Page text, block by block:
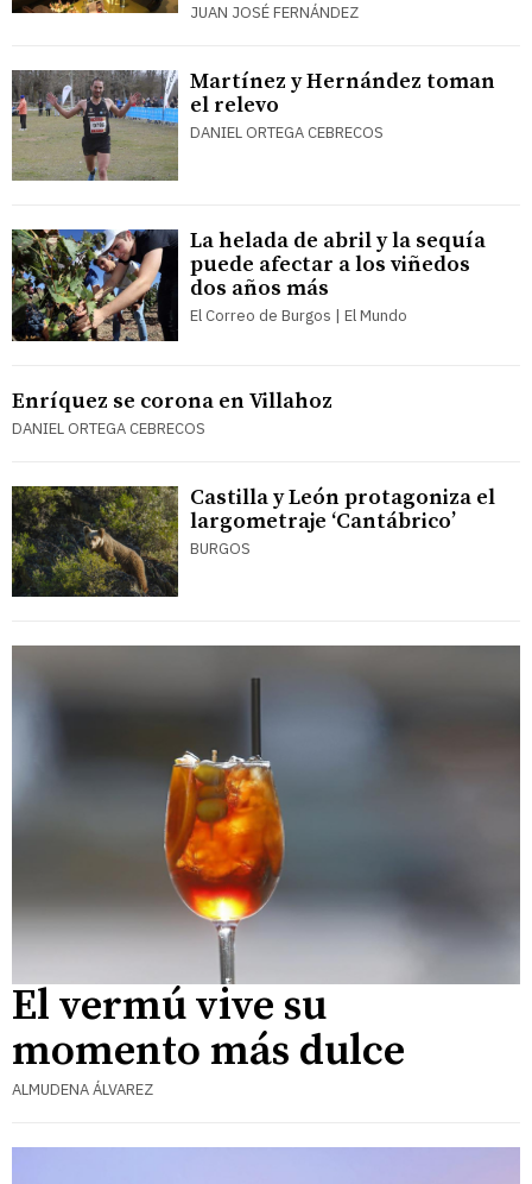
JUAN JOSÉ FERNÁNDEZ
Martínez y Hernández toman
el relevo
DANIEL ORTEGA CEBRECOS
La helada de abril y la sequía
puede afectar a los viñedos
dos años más
El Correo de Burgos | El Mundo
Enríquez se corona en Villahoz
DANIEL ORTEGA CEBRECOS
Castilla y León protagoniza el
largometraje ‘Cantábrico’
BURGOS
El vermú vive su
momento más dulce
ALMUDENA ÁLVAREZ